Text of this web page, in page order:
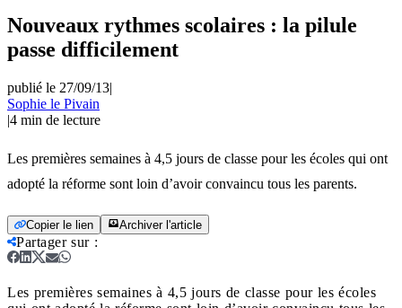
Nouveaux rythmes scolaires : la pilule
passe difficilement
publié le 27/09/13|
Sophie le Pivain
|4 min de lecture
Les premières semaines à 4,5 jours de classe pour les écoles qui ont
adopté la réforme sont loin d’avoir convaincu tous les parents.
Copier le lien Archiver l'article
Partager sur:
Les premières semaines à 4,5 jours de classe pour les écoles